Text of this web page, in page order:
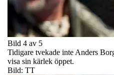
Bild 4 av 5
Tidigare tvekade inte Anders
visa sin kärlek öppet.
Bild: TT